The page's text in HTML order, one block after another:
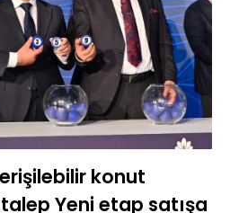
konut
Yeni etap satışa